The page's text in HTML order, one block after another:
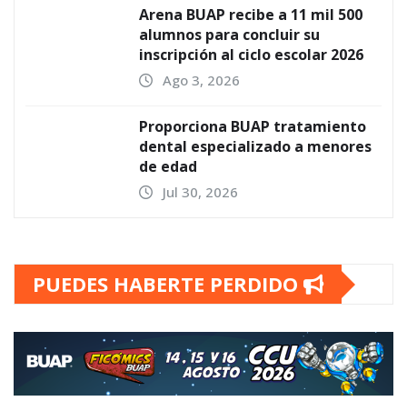
Arena BUAP recibe a 11 mil 500
alumnos para concluir su
inscripción al ciclo escolar 2026
Ago 3, 2026
Proporciona BUAP tratamiento
dental especializado a menores
de edad
Jul 30, 2026
PUEDES HABERTE PERDIDO